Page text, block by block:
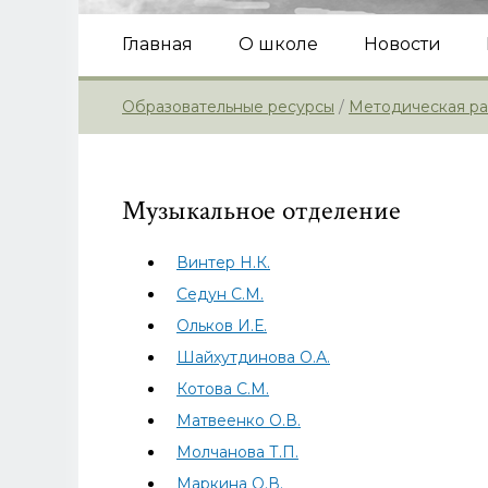
Сведения об образовательной
Поступающим
Расписание
Конкурсы
Лучшие учащиеся
Платные услуги
Карта сайта
Главная
История создания
О школе Новости
Образовательные ресурсы / Методическая
Музыкальное отделение
Винтер Н.К.
Седун С.М.
Ольков И.Е.
Шайхутдинова О.А.
Котова С.М.
Матвеенко О.В.
Молчанова Т.П.
Маркина О.В.